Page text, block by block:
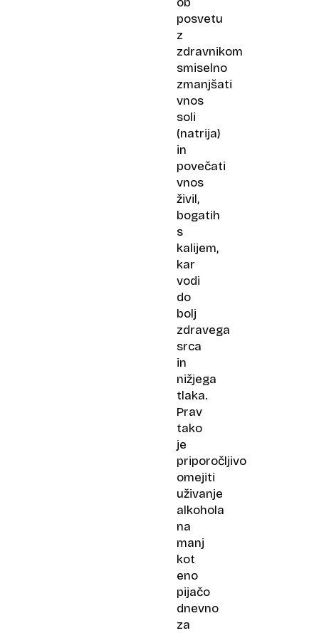
posvetu
z
zdravnikom
smiselno
zmanjšati
vnos
soli
(natrija)
in
povečati
vnos
živil,
bogatih
s
kalijem,
kar
vodi
do
bolj
zdravega
srca
in
nižjega
tlaka.
Prav
tako
je
priporočljivo
omejiti
uživanje
alkohola
na
manj
kot
eno
pijačo
dnevno
za